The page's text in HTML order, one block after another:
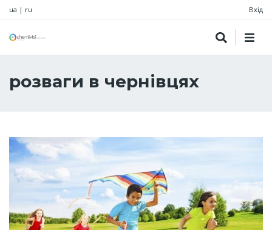
ua | ru Вхід
розваги в чернівцях